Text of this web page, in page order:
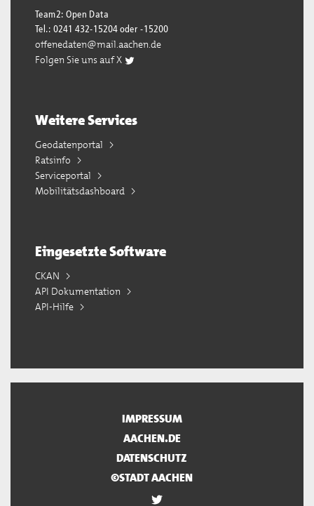
Team2: Open Data
Tel.: 0241 432-15204 oder -15200
offenedaten@mail.aachen.de
Folgen Sie uns auf X
Weitere Services
Geodatenportal
Ratsinfo
Serviceportal
Mobilitätsdashboard
Eingesetzte Software
CKAN
API Dokumentation
API-Hilfe
IMPRESSUM
AACHEN.DE
DATENSCHUTZ
©STADT AACHEN